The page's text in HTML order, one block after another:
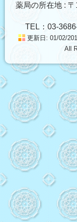
薬局の所在地 :
TEL：03-
更新日: 01/02/
All